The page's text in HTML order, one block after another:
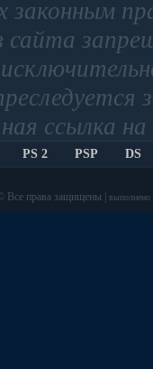
сайта
ссылка
PS 2 PSP DS
Все права защищены | выполнено